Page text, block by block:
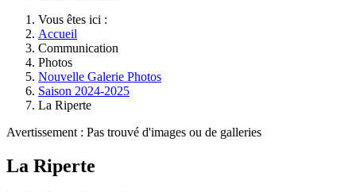
Vous êtes ici :
Accueil
Communication
Photos
Nouvelle Galerie Photos
Saison 2024-2025
La Riperte
Avertissement : Pas trouvé d'images ou de galleries
La Riperte